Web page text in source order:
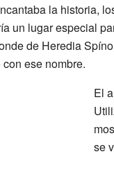
la historia,
un lugar especial
de Heredia
ese nombre.
El
se